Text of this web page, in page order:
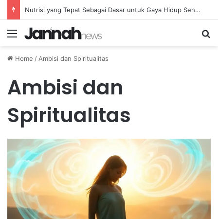
Nutrisi yang Tepat Sebagai Dasar untuk Gaya Hidup Sehat dan Berkelanjutan
Menu
Home / Ambisi dan Spiritualitas
Ambisi dan
Spiritualitas